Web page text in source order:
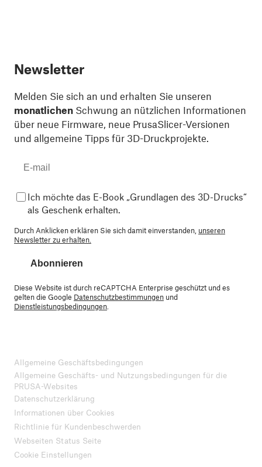
Newsletter
Melden Sie sich an und erhalten Sie unseren
monatlichen Schwung an nützlichen Informationen
über neue Firmware, neue PrusaSlicer-Versionen
und allgemeine Tipps für 3D-Druckprojekte.
Ich möchte das E-Book „Grundlagen des 3D-Drucks“
als Geschenk erhalten.
Durch Anklicken erklären Sie sich damit einverstanden, unseren
Newsletter zu erhalten.
Abonnieren
Diese Website ist durch reCAPTCHA Enterprise geschützt und es
gelten die Google Datenschutzbestimmungen und
Dienstleistungsbedingungen
Allgemeine Geschäftsbedingungen
Allgemeine Geschäfts- und Nutzungsbedingungen für die
PRUSA-Websites
Datenschutzerklärung
Informationen über Cookies
Richtlinie für Kundenbeschwerden
Webseiten Status Seite
Cookie Einstellungen